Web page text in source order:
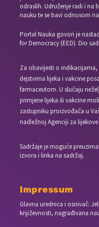
odraslih. Udruženje radi i na
nauku te se bavi odnosom
Portal Nauka govori je
for Democracy (EED). Dio
Za obavijesti o
dejstvima lijeka i vakcine
farmaceutom. U slučaju
primjene lijeka ili vakcine
zastupniku proizvođača u
nadležnoj Agenciji za
Sadržaje je moguće
izvora i linka na sadržaj.
Impressum
Glavna urednica i osnivač:
književnosti, nagrađivana